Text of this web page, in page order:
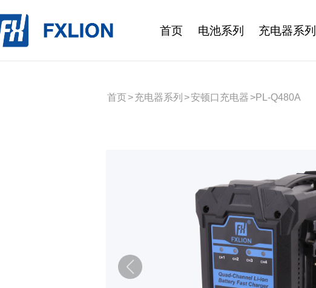
首页 电池系列 充电器系列
首页>充电器系列 >安顿口充电器 >PL-Q480A